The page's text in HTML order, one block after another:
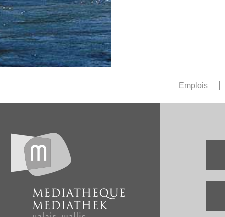
Emplois